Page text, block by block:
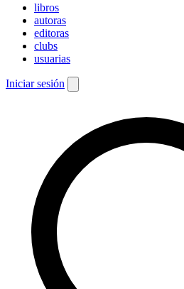
libros
autoras
editoras
clubs
usuarias
Iniciar sesión